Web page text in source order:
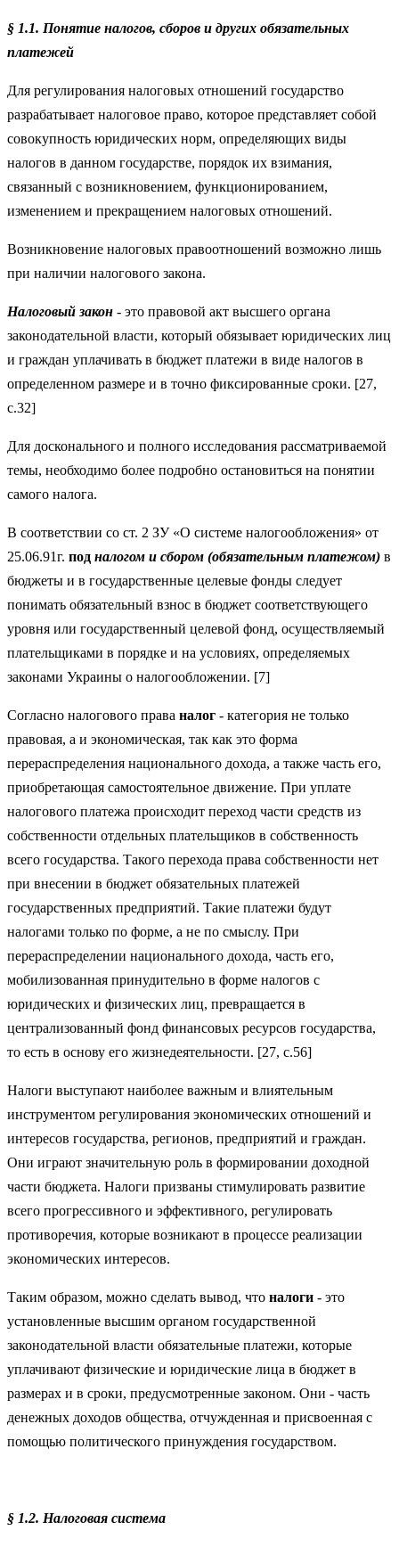
§ 1.1. Понятие налогов, сборов и других обязательных
платежей
Для регулирования налоговых отношений государство
разрабатывает налоговое право, которое представляет собой
совокупность юридических норм, определяющих виды
налогов в данном государстве, порядок их взимания,
связанный с возникновением, функционированием,
изменением и прекращением налоговых отношений.
Возникновение налоговых правоотношений возможно лишь
при наличии налогового закона.
Налоговый закон - это правовой акт высшего органа
законодательной власти, который обязывает юридических лиц
и граждан уплачивать в бюджет платежи в виде налогов в
определенном размере и в точно фиксированные сроки. [27,
с.32]
Для досконального и полного исследования рассматриваемой
темы, необходимо более подробно остановиться на понятии
самого налога.
В соответствии со ст. 2 ЗУ «О системе налогообложения» от
25.06.91г. под налогом и сбором (обязательным платежом) в
бюджеты и в государственные целевые фонды следует
понимать обязательный взнос в бюджет соответствующего
уровня или государственный целевой фонд, осуществляемый
плательщиками в порядке и на условиях, определяемых
законами Украины о налогообложении. [7]
Согласно налогового права налог - категория не только
правовая, а и экономическая, так как это форма
перераспределения национального дохода, а также часть его,
приобретающая самостоятельное движение. При уплате
налогового платежа происходит переход части средств из
собственности отдельных плательщиков в собственность
всего государства. Такого перехода права собственности нет
при внесении в бюджет обязательных платежей
государственных предприятий. Такие платежи будут
налогами только по форме, а не по смыслу. При
перераспределении национального дохода, часть его,
мобилизованная принудительно в форме налогов с
юридических и физических лиц, превращается в
централизованный фонд финансовых ресурсов государства,
то есть в основу его жизнедеятельности. [27, с.56]
Налоги выступают наиболее важным и влиятельным
инструментом регулирования экономических отношений и
интересов государства, регионов, предприятий и граждан.
Они играют значительную роль в формировании доходной
части бюджета. Налоги призваны стимулировать развитие
всего прогрессивного и эффективного, регулировать
противоречия, которые возникают в процессе реализации
экономических интересов.
Таким образом, можно сделать вывод, что налоги - это
установленные высшим органом государственной
законодательной власти обязательные платежи, которые
уплачивают физические и юридические лица в бюджет в
размерах и в сроки, предусмотренные законом. Они - часть
денежных доходов общества, отчужденная и присвоенная с
помощью политического принуждения государством.
§ 1.2. Налоговая система